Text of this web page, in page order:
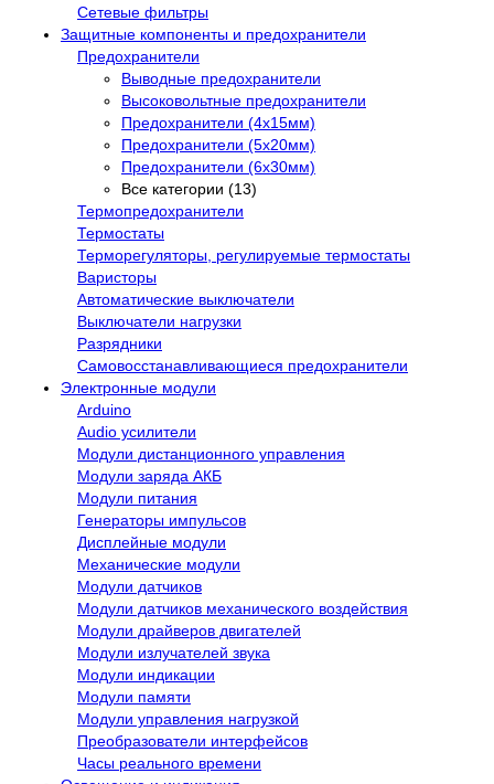
Сетевые фильтры
Защитные компоненты и предохранители
Предохранители
Выводные предохранители
Высоковольтные предохранители
Предохранители (4х15мм)
Предохранители (5х20мм)
Предохранители (6х30мм)
Все категории (13)
Термопредохранители
Термостаты
Терморегуляторы, регулируемые термостаты
Варисторы
Автоматические выключатели
Выключатели нагрузки
Разрядники
Самовосстанавливающиеся предохранители
Электронные модули
Arduino
Audio усилители
Модули дистанционного управления
Модули заряда АКБ
Модули питания
Генераторы импульсов
Дисплейные модули
Механические модули
Модули датчиков
Модули датчиков механического воздействия
Модули драйверов двигателей
Модули излучателей звука
Модули индикации
Модули памяти
Модули управления нагрузкой
Преобразователи интерфейсов
Часы реального времени